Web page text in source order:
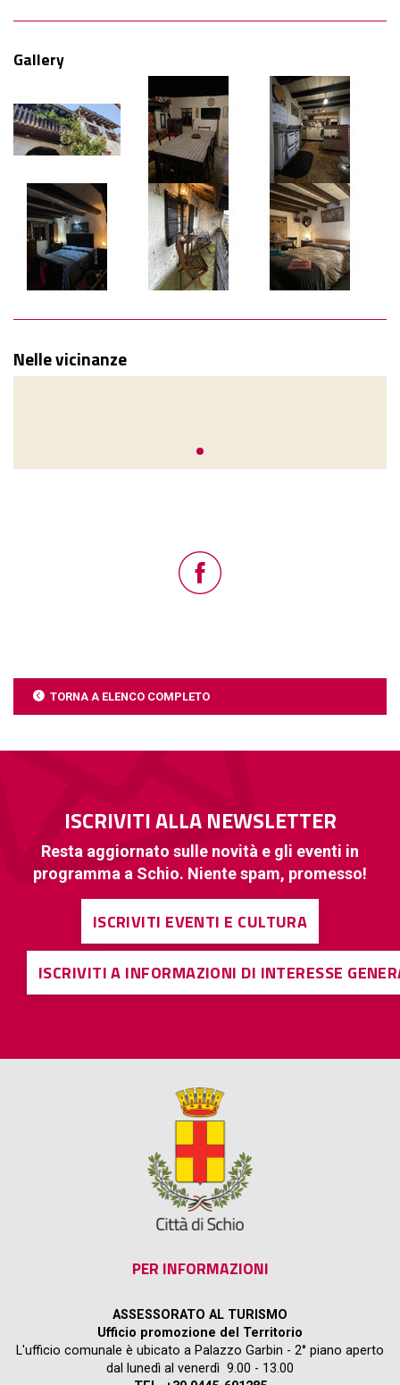
Gallery
Nelle vicinanze
TORNA A ELENCO COMPLETO
ISCRIVITI ALLA NEWSLETTER
Resta aggiornato sulle novità e gli eventi in
programma a Schio. Niente spam, promesso!
ISCRIVITI EVENTI E CULTURA
ISCRIVITI A INFORMAZIONI DI INTERESSE
PER INFORMAZIONI
ASSESSORATO AL TURISMO
Ufficio promozione del Territorio
L'ufficio comunale è ubicato a Palazzo Garbin - 2° piano aperto
dal lunedì al venerdì 9.00 - 13.00